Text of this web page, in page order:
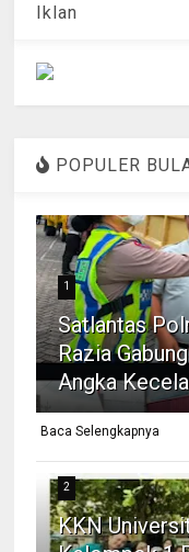
Iklan
POPULER
1
Satlantas
Razia
Angka
Baca Selengkapnya
2
KKN